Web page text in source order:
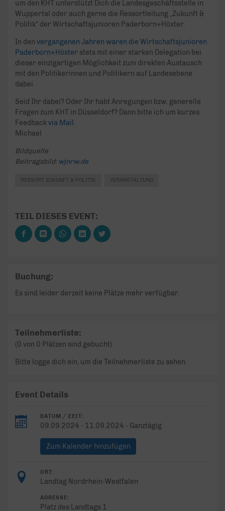
um den KHT unterstützt Dich die Landesgeschäftsstelle in
Wuppertal oder auch gerne die Ressortleitung „Zukunft &
Politik“ der Wirtschaftsjunioren Paderborn+Höxter.
In den vergangenen Jahren waren die Wirtschaftsjunioren
Paderborn+Höxter stets mit einer starken Delegation bei
dieser einzigartigen Möglichkeit zum direkten Austausch
mit den Politikerinnen und Politikern auf Landesebene
dabei.
Seid Ihr dabei? Oder Ihr habt Anregungen bzw. generelle
Fragen zum KHT in Düsseldorf? Dann bitte ich um kurzes
Feedbackvia Mail.
Michael
Bildquelle
Beitragsbild: wjnrw.de
RESSORT ZUKUNFT & POLITIK VERANSTALTUNG
TEIL DIESES EVENT:
Buchung:
Es sind leider derzeit keine Plätze mehr verfügbar.
Teilnehmerliste:
(0 von 0 Plätzen sind gebucht)
Bitte logge dich ein, um die Teilnehmerliste zu sehen.
Event Details
DATUM / ZEIT:
09.09.2024 - 11.09.2024 - Ganztägig
Zum Kalender hinzufügen
ORT:
Landtag Nordrhein-Westfalen
ADRESSE:
Platz des Landtags 1